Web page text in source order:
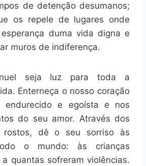
de detenção desumanos;
os repele de lugares onde
duma vida digna e
muros de indiferença.
seja luz para toda a
Enterneça o nosso coração
endurecido e egoísta e nos
do seu amor. Através dos
rostos, dê o seu sorriso às
o mundo: às crianças
quantas sofreram violências.